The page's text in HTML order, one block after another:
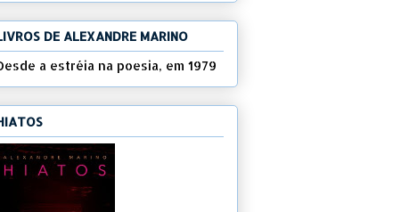
DE ALEXANDRE MARINO
a estréia na poesia, em 1979